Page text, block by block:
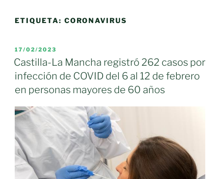
ETIQUETA: CORONAVIRUS
PUBLICADO
EL
17/02/2023
Castilla-La Mancha registró 262 casos por
infección de COVID del 6 al 12 de febrero
en personas mayores de 60 años